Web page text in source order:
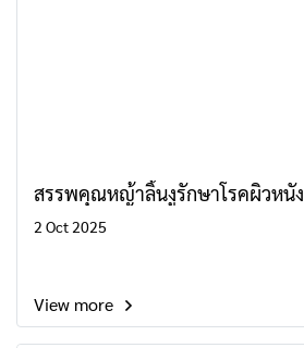
สรรพคุณหญ้าลิ้นงูรักษาโรคผิวหนัง
2 Oct 2025
View more